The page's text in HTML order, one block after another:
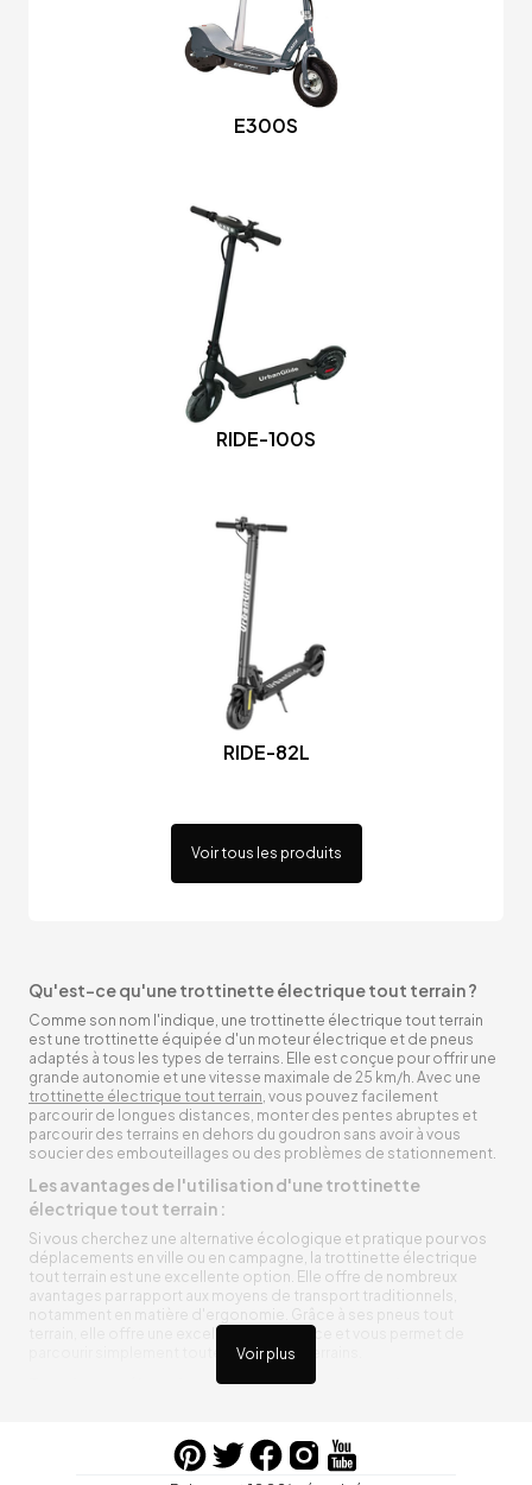
E300S
RIDE-100S
RIDE-82L
Voir tous les produits
Voir plus
Qu'est-ce qu'une trottinette électrique tout terrain ?
Comme son nom l'indique, une trottinette électrique tout terrain
est une trottinette équipée d'un moteur électrique et de pneus
adaptés à tous les types de terrains. Elle est conçue pour offrir une
grande autonomie et une vitesse maximale de 25 km/h. Avec une
trottinette électrique tout terrain, vous pouvez facilement
parcourir de longues distances, monter des pentes abruptes et
parcourir des terrains en dehors du goudron sans avoir à vous
soucier des embouteillages ou des problèmes de stationnement.
Les avantages de l'utilisation d'une trottinette
électrique tout terrain :
Si vous cherchez une alternative écologique et pratique pour vos
déplacements en ville ou en campagne, la trottinette électrique
tout terrain est une excellente option. Elle offre de nombreux
avantages par rapport aux moyens de transport traditionnels,
notamment en matière d'ergonomie. Grâce à ses pneus tout
terrain, elle offre une excellente adhérence et vous permet de
parcourir simplement toutes sortes de terrains.
Trottinette électrique tout terrain ergonomique
entre vos trajets, vous n’aurez pas à vous soucier de l’état de sa
batterie. De plus, elle est équipée de pneus résistants qui peuvent